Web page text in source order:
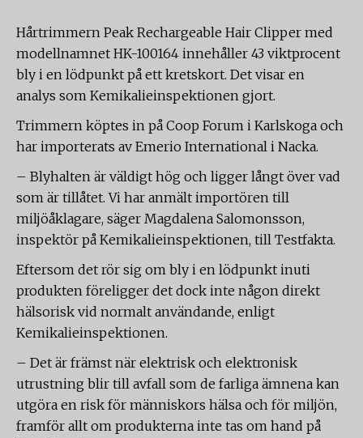
Hårtrimmern Peak Rechargeable Hair Clipper med
modellnamnet HK-100164 innehåller 43 viktprocent
bly i en lödpunkt på ett kretskort. Det visar en
analys som Kemikalieinspektionen gjort.
Trimmern köptes in på Coop Forum i Karlskoga och
har importerats av Emerio International i Nacka.
– Blyhalten är väldigt hög och ligger långt över vad
som är tillåtet. Vi har anmält importören till
miljöåklagare, säger Magdalena Salomonsson,
inspektör på Kemikalieinspektionen, till Testfakta.
Eftersom det rör sig om bly i en lödpunkt inuti
produkten föreligger det dock inte någon direkt
hälsorisk vid normalt användande, enligt
Kemikalieinspektionen.
– Det är främst när elektrisk och elektronisk
utrustning blir till avfall som de farliga ämnena kan
utgöra en risk för människors hälsa och för miljön,
framför allt om produkterna inte tas om hand på